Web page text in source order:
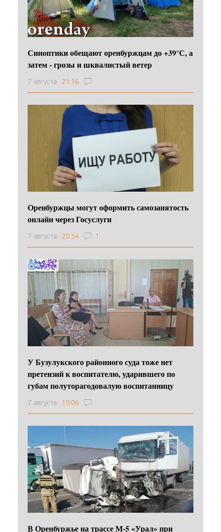
Синоптики обещают оренбуржцам до +39°С, а
затем - грозы и шквалистый ветер
7 августа 21:16
Оренбуржцы могут оформить самозанятость
онлайн через Госуслуги
7 августа 20:34 1
У Бузулукского районного суда тоже нет
претензий к воспитателю, ударившего по
губам полуторагодовалую воспитанницу
7 августа 19:06
В Оренбуржье на трассе М-5 «Урал» при